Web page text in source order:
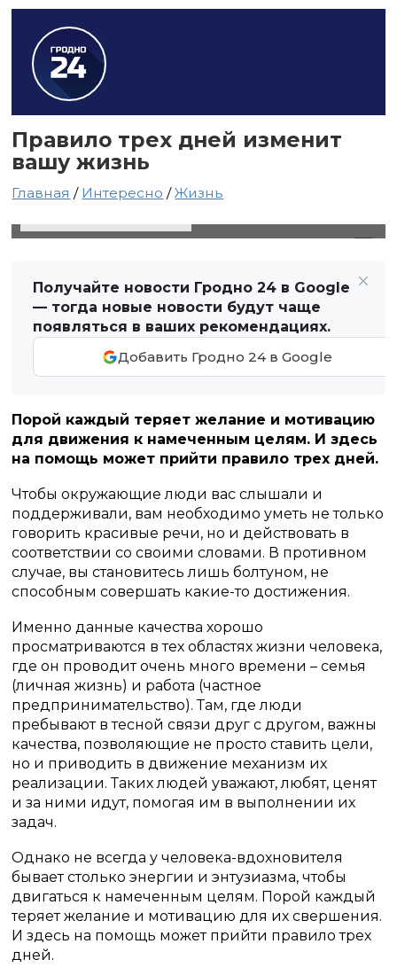
Правило трех дней изменит
вашу жизнь
Главная / Интересно /Жизнь
Получайте новости Гродно 24 в Google
— тогда новые новости будут чаще
появляться в ваших рекомендациях.
Добавить Гродно 24 в Google
Порой каждый теряет желание и мотивацию
для движения к намеченным целям. И здесь
на помощь может прийти правило трех дней.
Чтобы окружающие люди вас слышали и
поддерживали, вам необходимо уметь не только
говорить красивые речи, но и действовать в
соответствии со своими словами. В противном
случае, вы становитесь лишь болтуном, не
способным совершать какие-то достижения.
Именно данные качества хорошо
просматриваются в тех областях жизни человека,
где он проводит очень много времени – семья
(личная жизнь) и работа (частное
предпринимательство). Там, где люди
пребывают в тесной связи друг с другом, важны
качества, позволяющие не просто ставить цели,
но и приводить в движение механизм их
реализации. Таких людей уважают, любят, ценят
и за ними идут, помогая им в выполнении их
задач.
Однако не всегда у человека-вдохновителя
бывает столько энергии и энтузиазма, чтобы
двигаться к намеченным целям. Порой каждый
теряет желание и мотивацию для их свершения.
И здесь на помощь может прийти правило трех
дней.